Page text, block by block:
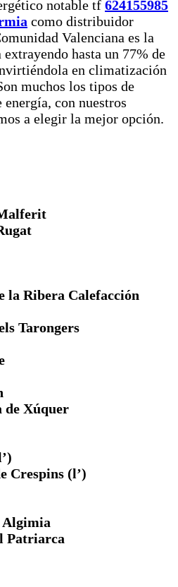
notable tf 624155985
como distribuidor
Valenciana es la
hasta un 77% de
en climatización
muchos los tipos de
con nuestros
a elegir la mejor opción.
la Ribera Calefacción
Tarongers
de Xúquer
Crespins (l’)
Algimia
Patriarca